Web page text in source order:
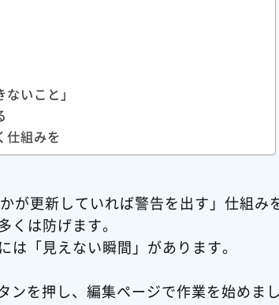
いこと」
仕組みを
が更新していれば警告を出す」仕組み
くは防げます。
「見えない瞬間」があります。
を押し、編集ページで作業を始めま